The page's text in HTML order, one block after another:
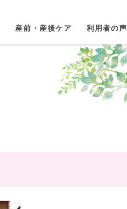
産前・産後ケア 利用者の声